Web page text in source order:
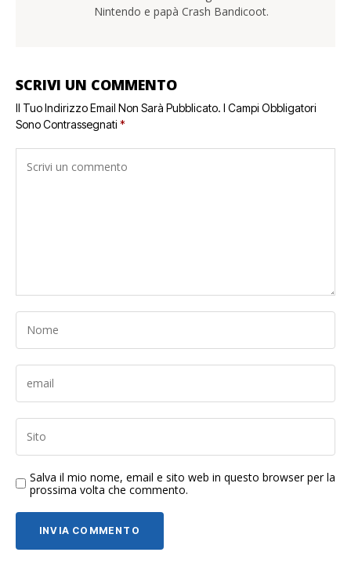
Nintendo e papà Crash Bandicoot.
SCRIVI UN COMMENTO
Il Tuo Indirizzo Email Non Sarà Pubblicato. I Campi Obbligatori
Sono Contrassegnati *
Salva il mio nome, email e sito web in questo browser per la
prossima volta che commento.